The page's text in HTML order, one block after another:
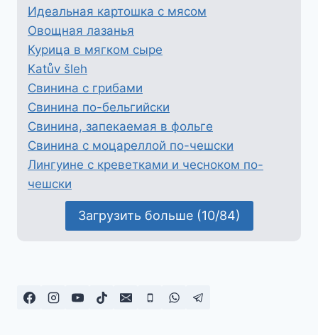
Идеальная картошка с мясом
Овощная лазанья
Курица в мягком сыре
Katův šleh
Свинина с грибами
Свинина по-бельгийски
Свинина, запекаемая в фольге
Свинина с моцареллой по-чешски
Лингуине с креветками и чесноком по-
чешски
Загрузить больше (10/84)